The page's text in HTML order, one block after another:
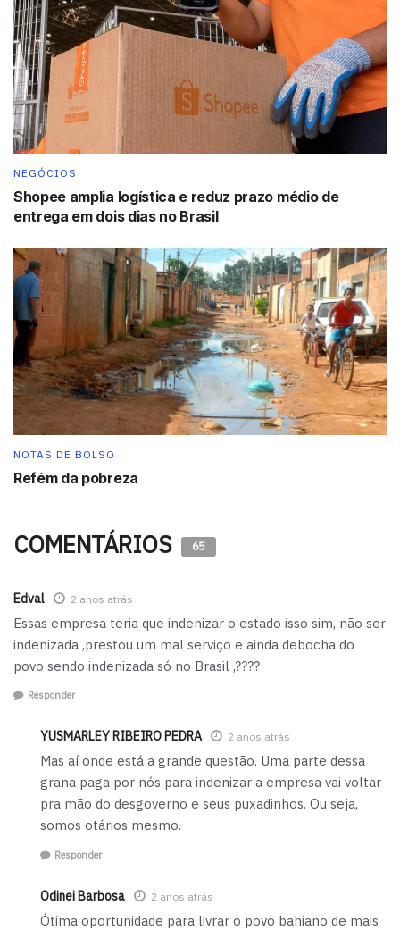
NEGÓCIOS
Shopee amplia logística e reduz prazo médio de
entrega em dois dias no Brasil
NOTAS DE BOLSO
Refém da pobreza
COMENTÁRIOS 65
Edval 2 anos atrás
Essas empresa teria que indenizar o estado isso sim, não ser
indenizada ,prestou um mal serviço e ainda debocha do
povo sendo indenizada só no Brasil ,????
Responder
YUSMARLEY RIBEIRO PEDRA 2 anos atrás
Mas aí onde está a grande questão. Uma parte dessa
grana paga por nós para indenizar a empresa vai voltar
pra mão do desgoverno e seus puxadinhos. Ou seja,
somos otários mesmo.
Responder
Odinei Barbosa 2 anos atrás
Ótima oportunidade para livrar o povo bahiano de mais